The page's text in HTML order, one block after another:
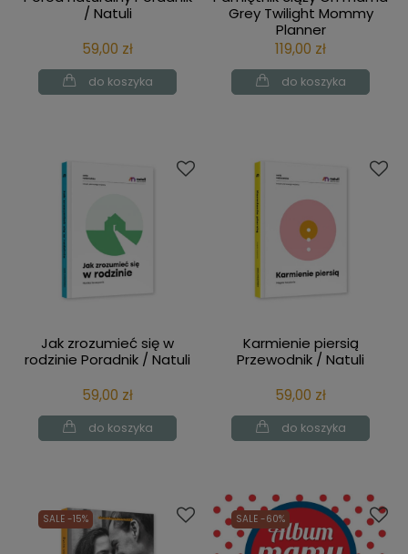
/ Natuli
59,00 zł
do koszyka
Grey Twilight Mommy
Planner
119,00 zł
do koszyka
Jak zrozumieć się w
rodzinie Poradnik / Natuli
59,00 zł
do koszyka
Karmienie piersią
Przewodnik / Natuli
59,00 zł
do koszyka
SALE -15% SALE -60%